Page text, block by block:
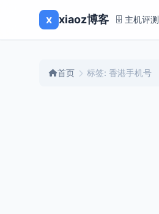
x xiaoz博客 🗄️ 主机评测
首页 标签: 香港手机号